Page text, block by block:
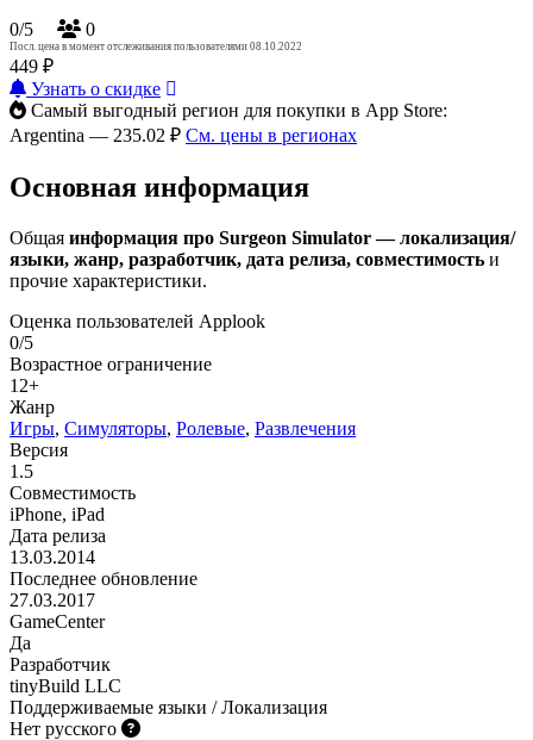
0/5
0
Посл. цена в момент отслеживания пользователями 08.10.2022
449 ₽
Узнать о скидке
Самый выгодный регион для покупки в App Store:
Argentina — 235.02 ₽ См. цены в регионах
Основная информация
Общая информация про Surgeon Simulator — локализация/
языки, жанр, разработчик, дата релиза, совместимость и
прочие характеристики.
Оценка пользователей Applook
0/5
Возрастное ограничение
12+
Жанр
Игры, Симуляторы, Ролевые, Развлечения
Версия
1.5
Совместимость
iPhone, iPad
Дата релиза
13.03.2014
Последнее обновление
27.03.2017
GameCenter
Да
Разработчик
tinyBuild LLC
Поддерживаемые языки / Локализация
Нет русского